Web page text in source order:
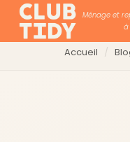
Ménage et
à
Accueil